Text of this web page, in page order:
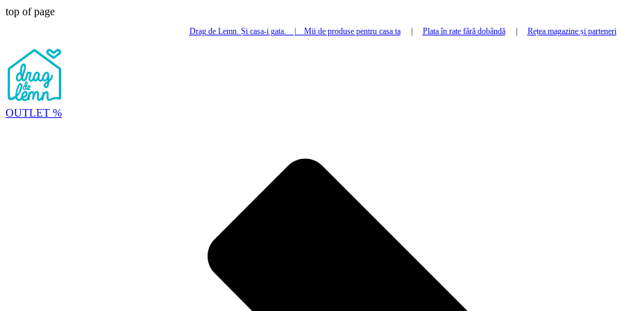
top of page
Drag de Lemn. Și casa-i gata. Mii de produse pentru casa ta| Plata în rate fără dobândă| Rețea magazine și parteneri
OUTLET %